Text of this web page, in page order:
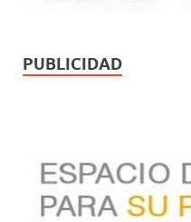
PUBLICIDAD